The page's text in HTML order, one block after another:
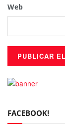
Web
FACEBOOK!